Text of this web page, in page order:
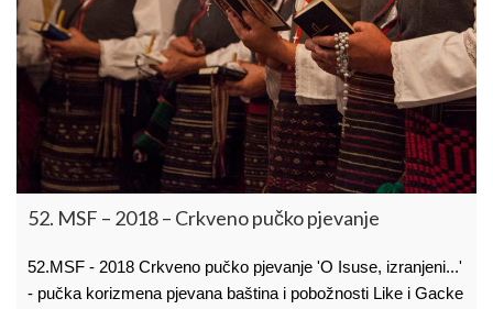
52. MSF – 2018 – Crkveno pučko pjevanje
52.MSF - 2018 Crkveno pučko pjevanje 'O Isuse, izranjeni...'
- pučka korizmena pjevana baština i pobožnosti Like i Gacke